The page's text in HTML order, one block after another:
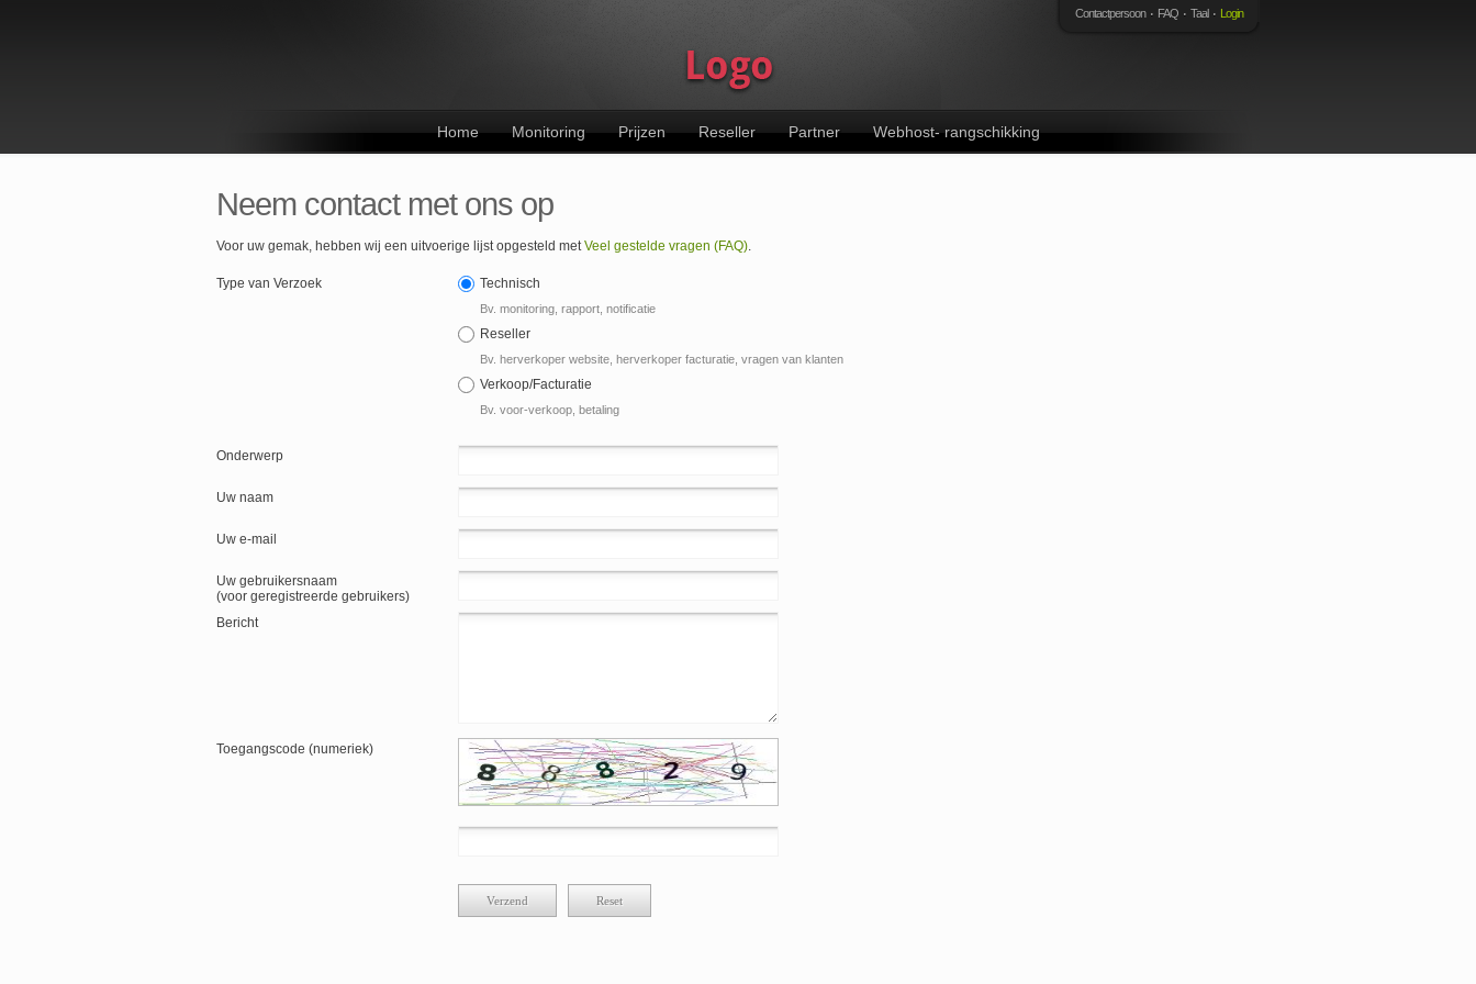
Contactpersoon FAQ Taal Login
Home Monitoring Prijzen Reseller Partner Webhost- rangschikking
Neem contact met ons op
Voor uw gemak, hebben wij een uitvoerige lijst opgesteld metVeel gestelde vragen (FAQ).
Type van Verzoek Technisch
Bv. monitoring, rapport, notificatie
Reseller
Bv. herverkoper website, herverkoper facturatie, vragen van klanten
Verkoop/Facturatie
Bv. voor-verkoop, betaling
Onderwerp
Uw naam
Uw e-mail
Uw gebruikersnaam
(voor geregistreerde gebruikers)
Bericht
Toegangscode (numeriek)